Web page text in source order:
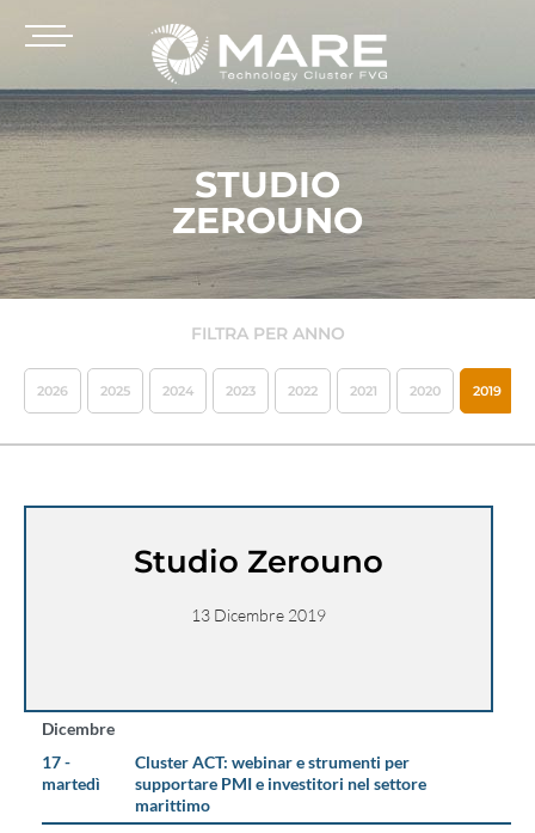
STUDIO
ZEROUNO
FILTRA PER ANNO
2026 2025 2024 2023 2022 2021 2020 2019
Studio Zerouno
13 Dicembre 2019
Dicembre
17 -
martedì
Cluster ACT: webinar e strumenti per
supportare PMI e investitori nel settore
marittimo